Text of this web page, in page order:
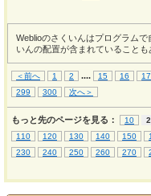
Weblioのさくいんはプログラム
いんの配置が含まれていることも
＜前へ 1 2 .... 15 16 17
299 300 次へ＞
もっと先のページを見る： 10
110
120 130 140 150
230
240 250 260 270